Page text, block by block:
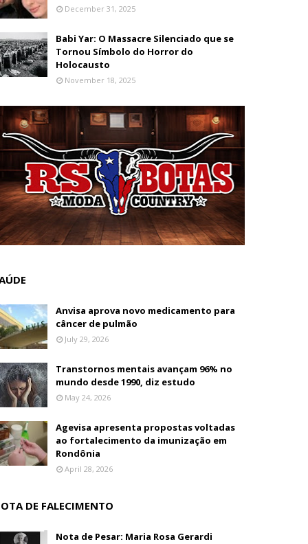
December 31, 2025
Babi Yar: O Massacre Silenciado que se
Tornou Símbolo do Horror do
Holocausto
November 18, 2025
Anvisa aprova novo medicamento para
câncer de pulmão
July 29, 2026
Transtornos mentais avançam 96% no
mundo desde 1990, diz estudo
May 24, 2026
Agevisa apresenta propostas voltadas
ao fortalecimento da imunização em
Rondônia
April 28, 2026
DE FALECIMENTO
Nota de Pesar: Maria Rosa Gerardi